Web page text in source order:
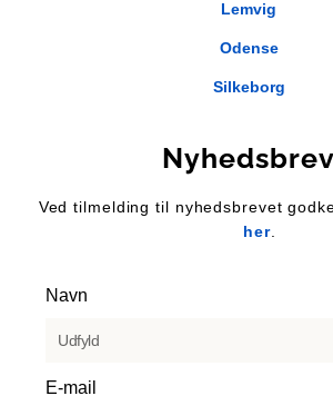
Lemvig
Odense
Silkeborg
Nyhedsbrev
Ved tilmelding til nyhedsbrevet
her.
Navn
E-mail